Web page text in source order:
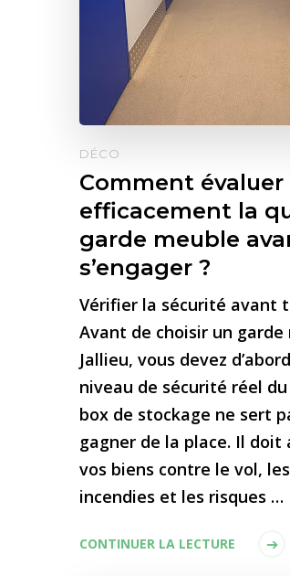
DÉCO
Comment évaluer
efficacement la
garde meuble
s’engager ?
Vérifier la sécurité avant
Avant de choisir un
Jallieu, vous devez
niveau de sécurité réel
box de stockage ne sert
gagner de la place. Il doit
vos biens contre le vol,
incendies et les risques …
CONTINUER LA LECTURE